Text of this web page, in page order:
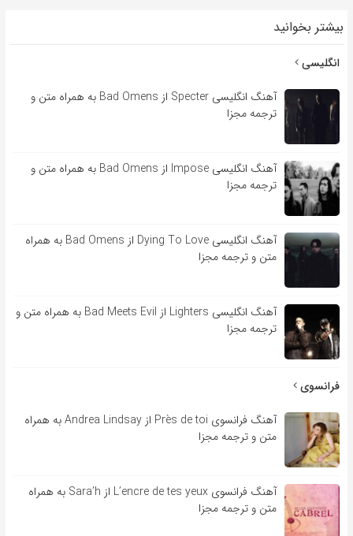
بیشتر بخوانید
انگلیسی
آهنگ انگلیسی Specter از Bad Omens به همراه متن و
ترجمه مجزا
آهنگ انگلیسی Impose از Bad Omens به همراه متن و
ترجمه مجزا
آهنگ انگلیسی Dying To Love از Bad Omens به همراه
متن و ترجمه مجزا
آهنگ انگلیسی Lighters از Bad Meets Evil به همراه متن و
ترجمه مجزا
فرانسوی
آهنگ فرانسوی Près de toi از Andrea Lindsay به همراه
متن و ترجمه مجزا
آهنگ فرانسوی L’encre de tes yeux از Sara’h به همراه
متن و ترجمه مجزا